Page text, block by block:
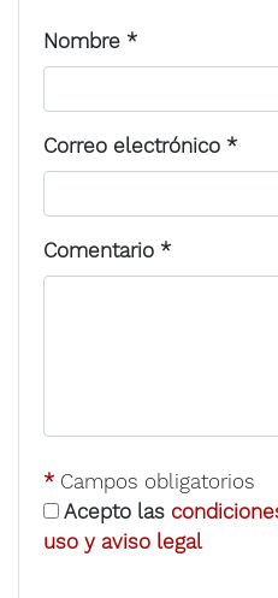
Nombre *
Correo electrónico *
Comentario *
* Campos obligatorios
Acepto las
uso y aviso legal